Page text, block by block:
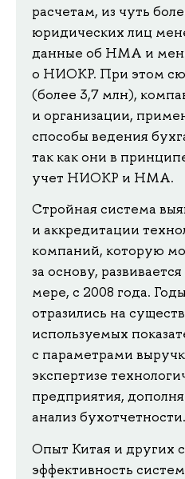
расчетам, из чуть
юридических лиц
данные об НМА и
о НИОКР. При этом
(более 3,7 млн),
и организации,
способы ведения
так как они в
учет НИОКР и НМА.
Стройная система
и аккредитации
компаний, которую
за основу,
мере, с 2008 года.
отразились на
используемых
с параметрами
экспертизе
предприятия,
анализ бухотчетности.
Опыт Китая и других
эффективность